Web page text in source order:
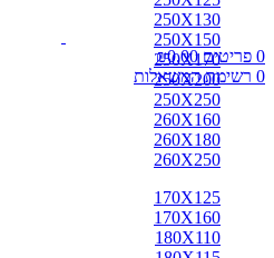
0 פריטים ₪0.00
0 רשימת המשאלות
250X130
250X150
250X170
250X200
250X250
260X160
260X180
260X250
170X125
170X160
180X110
אבאדה
אובוסון
אוזבקי
איספהאן
אנגלי
אפגן
ארדביל
באלוצי
בחטיאר
ביג'אר
בירגאנד